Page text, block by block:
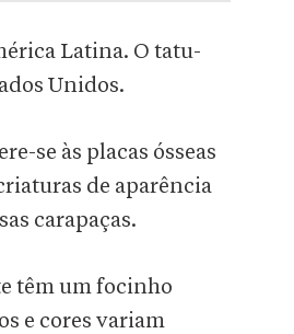
Latina. O tatu-
Unidos.
se às placas ósseas
de aparência
carapaças.
têm um focinho
e cores variam